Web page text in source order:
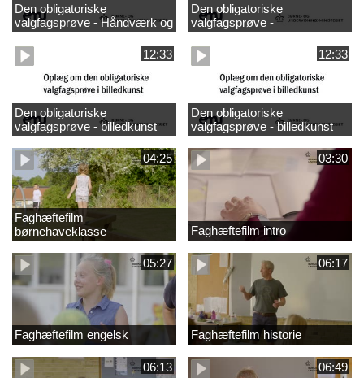
Den obligatoriske
valgfagsprøve - Håndværk og
design
Den obligatoriske
valgfagsprøve -
madkundskab
12:33
Den obligatoriske
valgfagsprøve - billedkunst
større LK
12:33
Den obligatoriske
valgfagsprøve - billedkunst
04:25
Faghæftefilm
børnehaveklasse
03:30
Faghæftefilm intro
05:27
Faghæftefilm engelsk
06:17
Faghæftefilm historie
06:13 06:49